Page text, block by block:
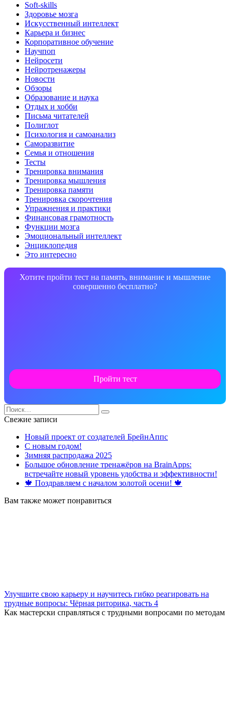
Soft-skills
Здоровье мозга
Искусственный интеллект
Карьера и бизнес
Корпоративное обучение
Научпоп
Нейросети
Нейротренажеры
Новости
Обзоры
Образование и наука
Отдых и хобби
Письма читателей
Полиглот
Психология и самоанализ
Саморазвитие
Семья и отношения
Тесты
Тренировка внимания
Тренировка мышления
Тренировка памяти
Тренировка скорочтения
Упражнения и практики
Финансовая грамотность
Функции мозга
Эмоциональный интеллект
Энциклопедия
Это интересно
Хотите пройти тест на память, внимание и мышление
совершенно бесплатно?
Пройти тест
Search
for:
Свежие записи
Новый проект от создателей БрейнАппс
С новым годом!
Зимняя распродажа 2025
Большое обновление тренажёров на BrainApps:
встречайте новый уровень удобства и эффективности!
🍁 Поздравляем с началом золотой осени! 🍁
Вам также может понравиться
Улучшите свою карьеру и научитесь гибко реагировать на
трудные вопросы: Чёрная риторика, часть 4
Как мастерски справляться с трудными вопросами по методам